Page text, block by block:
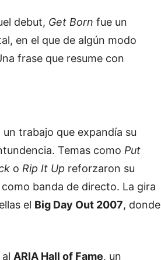
debut, Get Born fue un
en el que de algún modo
frase que resume con
un trabajo que expandía su
Temas como Put
o Rip It Up reforzaron su
banda de directo. La gira
el Big Day Out 2007, donde
ARIA Hall of Fame, un